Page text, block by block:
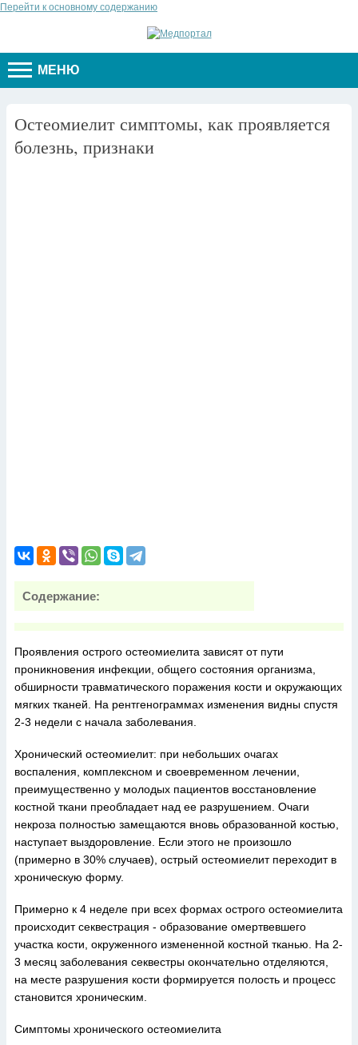
Перейти к основному содержанию
МЕНЮ
Остеомиелит симптомы, как проявляется
болезнь, признаки
Содержание:
Проявления острого остеомиелита зависят от пути
проникновения инфекции, общего состояния организма,
обширности травматического поражения кости и окружающих
мягких тканей. На рентгенограммах изменения видны спустя
2-3 недели с начала заболевания.
Хронический остеомиелит: при небольших очагах
воспаления, комплексном и своевременном лечении,
преимущественно у молодых пациентов восстановление
костной ткани преобладает над ее разрушением. Очаги
некроза полностью замещаются вновь образованной костью,
наступает выздоровление. Если этого не произошло
(примерно в 30% случаев), острый остеомиелит переходит в
хроническую форму.
Примерно к 4 неделе при всех формах острого остеомиелита
происходит секвестрация - образование омертвевшего
участка кости, окруженного измененной костной тканью. На 2-
3 месяц заболевания секвестры окончательно отделяются,
на месте разрушения кости формируется полость и процесс
становится хроническим.
Симптомы хронического остеомиелита